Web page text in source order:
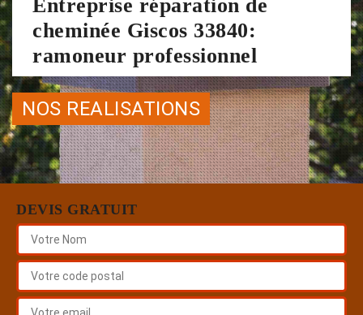
Entreprise réparation de
cheminée Giscos 33840:
ramoneur professionnel
NOS REALISATIONS
DEVIS GRATUIT